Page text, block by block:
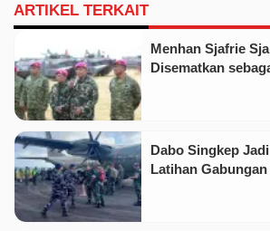
ARTIKEL TERKAIT
Menhan Sjafrie
Disematkan
Dabo Singkep
Latihan